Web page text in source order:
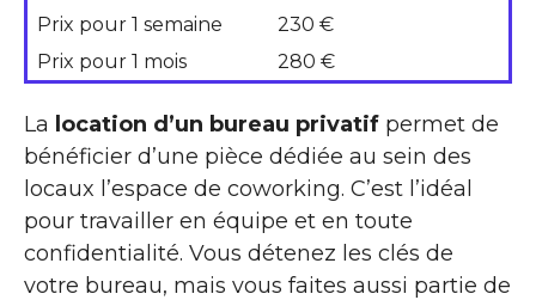
Prix pour 1 semaine
230 €
Prix pour 1 mois
280 €
La location d’un bureau privatif permet de
bénéficier d’une pièce dédiée au sein des
locaux l’espace de coworking. C’est l’idéal
pour travailler en équipe et en toute
confidentialité. Vous détenez les clés de
votre bureau, mais vous faites aussi partie de